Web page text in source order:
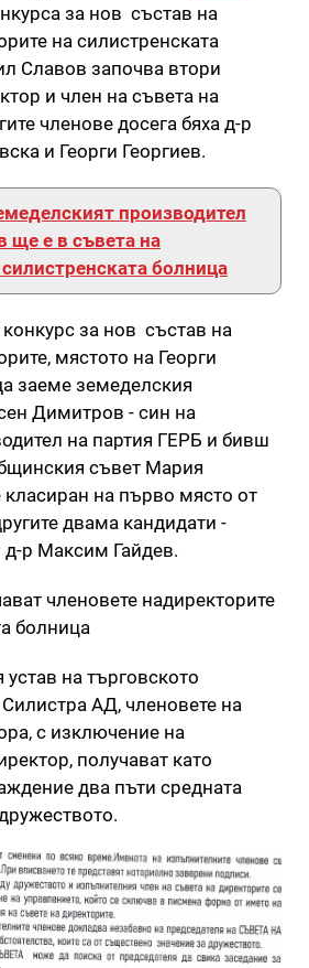
за нов състав на
на силистренската
Славов започва втори
и член на съвета на
членове досега бяха д-р
и Георги Георгиев.
производител
ще е в съвета на
болница
за нов състав на
мястото на Георги
заеме земеделския
Димитров - син на
на партия ГЕРБ и бивш
съвет Мария
на първо място от
двама кандидати -
д-р Максим Гайдев.
членовете надиректорите
болница
на търговското
АД, членовете на
с изключение на
получават като
два пъти средната